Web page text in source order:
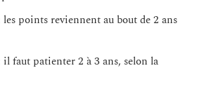
les points reviennent au bout de 2 ans
il faut patienter 2 à 3 ans, selon la